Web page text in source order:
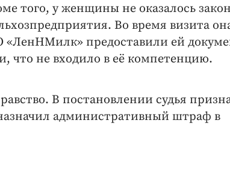
того, у женщины не оказалось
Во время визита
«ЛенНМилк» предоставили ей
что не входило в её компетенцию.
В постановлении судья
административный штраф в